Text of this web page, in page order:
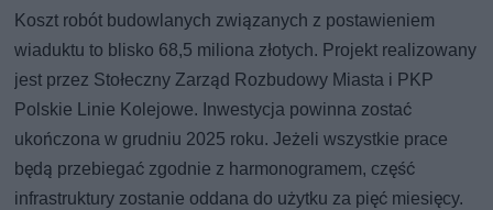
Koszt robót budowlanych związanych z postawieniem
wiaduktu to blisko 68,5 miliona złotych. Projekt realizowany
jest przez Stołeczny Zarząd Rozbudowy Miasta i PKP
Polskie Linie Kolejowe. Inwestycja powinna zostać
ukończona w grudniu 2025 roku. Jeżeli wszystkie prace
będą przebiegać zgodnie z harmonogramem, część
infrastruktury zostanie oddana do użytku za pięć miesięcy.